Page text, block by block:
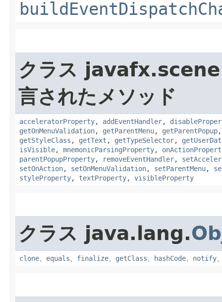
クラス
言されたメソッド
acceleratorProperty, addEventHandler,
getOnMenuValidation, getParentMenu, getParentPopup
getStyleClass , getText , getTypeSelector,
isVisible, mnemonicParsingProperty,
parentPopupProperty, removeEventHandler,
setOnAction, setOnMenuValidation, setParentMenu,
styleProperty, textProperty, visibleProperty
クラス java.lang.
clone、 equals、 finalize、 getClass、 hashCode、 notify